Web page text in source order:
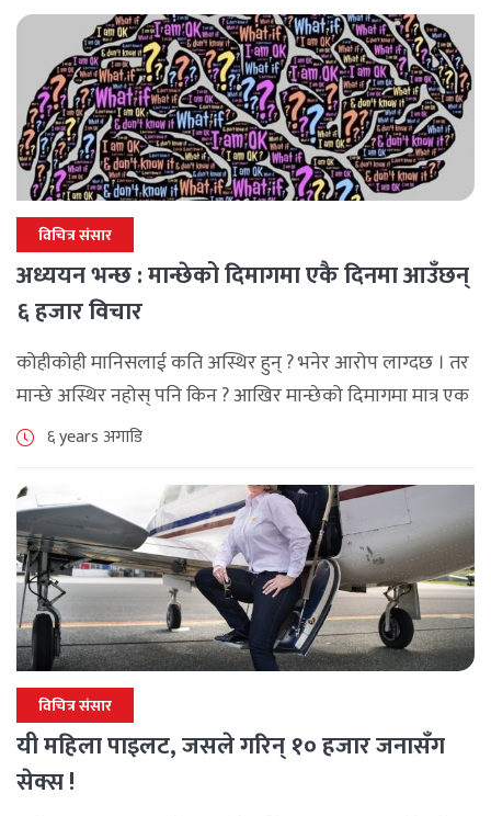
विचित्र संसार
अध्ययन भन्छ : मान्छेको दिमागमा एकै दिनमा आउँछन्
६ हजार विचार
कोहीकोही मानिसलाई कति अस्थिर हुन् ? भनेर आरोप लाग्दछ । तर
मान्छे अस्थिर नहोस् पनि किन ? आखिर मान्छेको दिमागमा मात्र एक
दिनमा ६ हजारभन्दा धेरैवटा विचार आउँदो रहेछन् । [...]
६ years अगाडि
विचित्र संसार
यी महिला पाइलट, जसले गरिन् १० हजार जनासँग
सेक्स !